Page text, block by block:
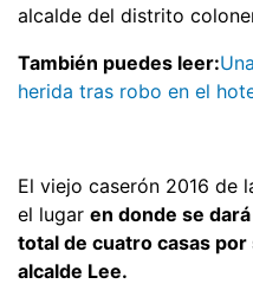
alcalde del distrito
También puedes leer:
herida tras robo en el
El viejo caserón 2016 de
el lugar en donde se
total de cuatro casas
alcalde Lee.